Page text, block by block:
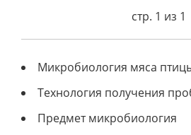
стр. 1 из 1
Микробиология мяса
Технология получения
Предмет микробиология